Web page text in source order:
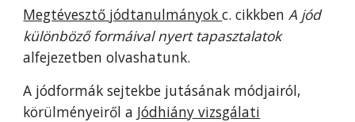
Megtévesztő jódtanulmányokc. cikkbenA jód
különböző formáival nyert tapasztalatok
alfejezetben olvashatunk.
A jódformák sejtekbe jutásának módjairól,
körülményeiről a Jódhiány vizsgálati